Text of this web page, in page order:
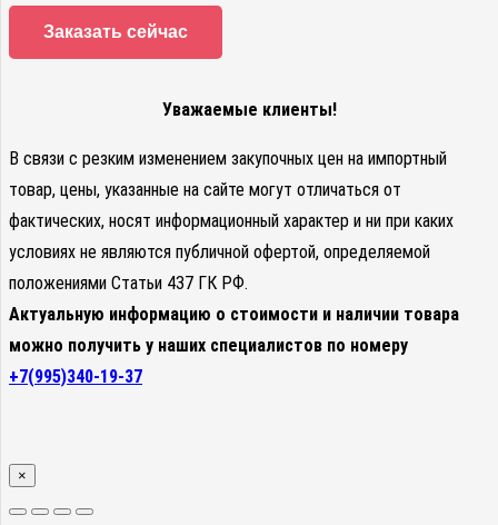
Заказать сейчас
Уважаемые клиенты!
В связи с резким изменением закупочных цен на импортный
товар, цены, указанные на сайте могут отличаться от
фактических, носят информационный характер и ни при каких
условиях не являются публичной офертой, определяемой
положениями Статьи 437 ГК РФ.
Актуальную информацию о стоимости и наличии товара
можно получить у наших специалистов по номеру
+7(995)340-19-37
×